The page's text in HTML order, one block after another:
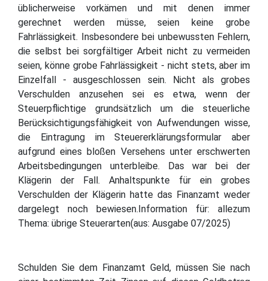
üblicherweise vorkämen und mit denen immer
gerechnet werden müsse, seien keine grobe
Fahrlässigkeit. Insbesondere bei unbewussten Fehlern,
die selbst bei sorgfältiger Arbeit nicht zu vermeiden
seien, könne grobe Fahrlässigkeit - nicht stets, aber im
Einzelfall - ausgeschlossen sein. Nicht als grobes
Verschulden anzusehen sei es etwa, wenn der
Steuerpflichtige grundsätzlich um die steuerliche
Berücksichtigungsfähigkeit von Aufwendungen wisse,
die Eintragung im Steuererklärungsformular aber
aufgrund eines bloßen Versehens unter erschwerten
Arbeitsbedingungen unterbleibe. Das war bei der
Klägerin der Fall. Anhaltspunkte für ein grobes
Verschulden der Klägerin hatte das Finanzamt weder
dargelegt noch bewiesen.Information für: allezum
Thema: übrige Steuerarten(aus: Ausgabe 07/2025)
Schulden Sie dem Finanzamt Geld, müssen Sie nach